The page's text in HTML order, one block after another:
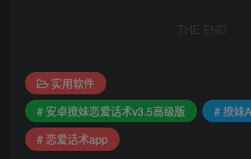
THE END
实用软件
# 安卓撩妹恋爱话术v3.5高级版
# 撩妹
# 恋爱话术app